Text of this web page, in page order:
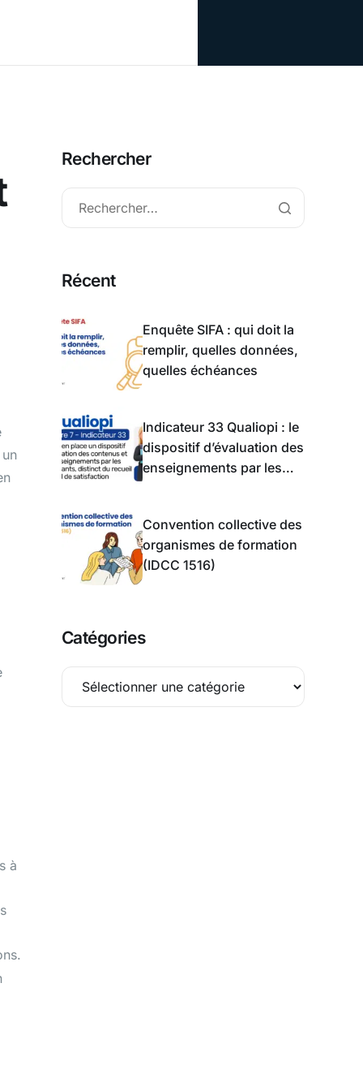
à
Rechercher
Récent
Enquête SIFA : qui doit la
remplir, quelles données,
quelles échéances
Indicateur 33 Qualiopi : le
dispositif d’évaluation des
enseignements par les
Convention collective des
organismes de formation
(IDCC 1516)
Catégories